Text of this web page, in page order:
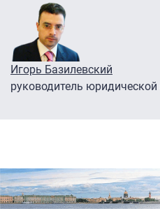
Игорь Базилевский
руководитель